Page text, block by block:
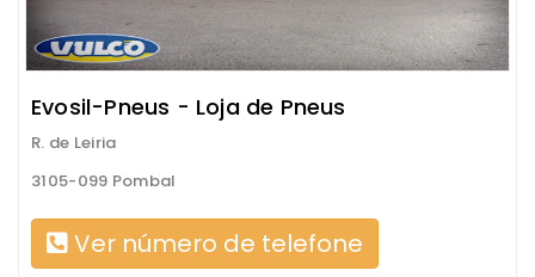
Evosil-Pneus - Loja de Pneus
R. de Leiria
3105-099 Pombal
Ver número de telefone